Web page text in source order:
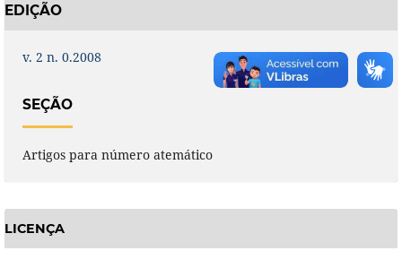
EDIÇÃO
v. 2 n. 0.2008
SEÇÃO
Artigos para número atemático
LICENÇA